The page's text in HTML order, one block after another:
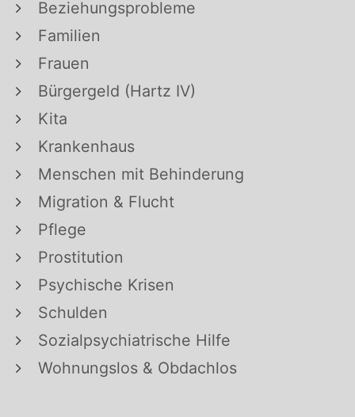
Beziehungsprobleme
Familien
Frauen
Bürgergeld (Hartz IV)
Kita
Krankenhaus
Menschen mit Behinderung
Migration & Flucht
Pflege
Prostitution
Psychische Krisen
Schulden
Sozialpsychiatrische Hilfe
Wohnungslos & Obdachlos